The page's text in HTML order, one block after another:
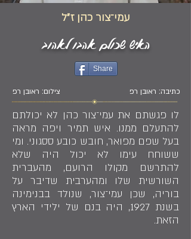
עמי־צור כהן ז״ל
האיש שכולם אהבו לאהוב
Share
צילום: ראובן רפ כתיבה: ראובן רפ
לו פגשתם את עמי־צור כהן לא יכולתם
להתעלם ממנו. איש תמיר ויפה מראה
בעל שפם מפואר, חובש כובע ססגוני. ומי
ששוחח עימו לא יכול היה שלא
להתרשם מקולו הרועם, מהעברית
השורשית שלו ומהערבית שדיבר על
בוריה, שכן עמי־צור, שנולד בבנימינה
בשנת 1927, היה בנם של ילידי הארץ
הזאת.